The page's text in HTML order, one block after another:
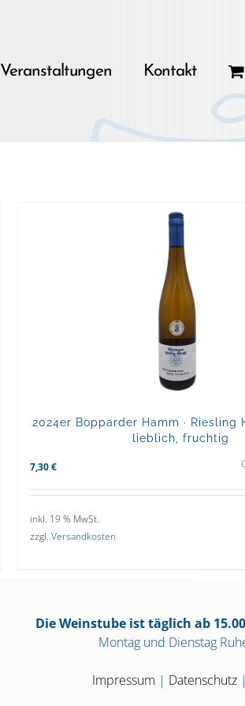
Veranstaltungen Kontakt
2024er Bopparder Hamm · Riesling
lieblich, fruchtig
7,30€
inkl. 19 % MwSt.
zzgl.Versandkosten
Die Weinstube ist täglich ab
Montag und Dienstag
Impressum | Datenschutz|